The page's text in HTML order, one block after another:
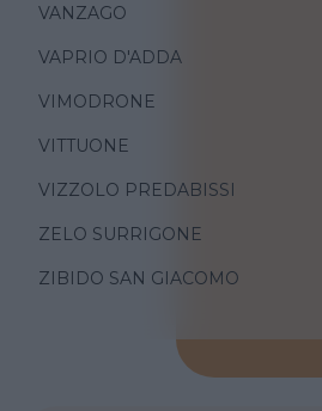
VANZAGO
VAPRIO D'ADDA
VIMODRONE
VITTUONE
VIZZOLO PREDABISSI
ZELO SURRIGONE
ZIBIDO SAN GIACOMO